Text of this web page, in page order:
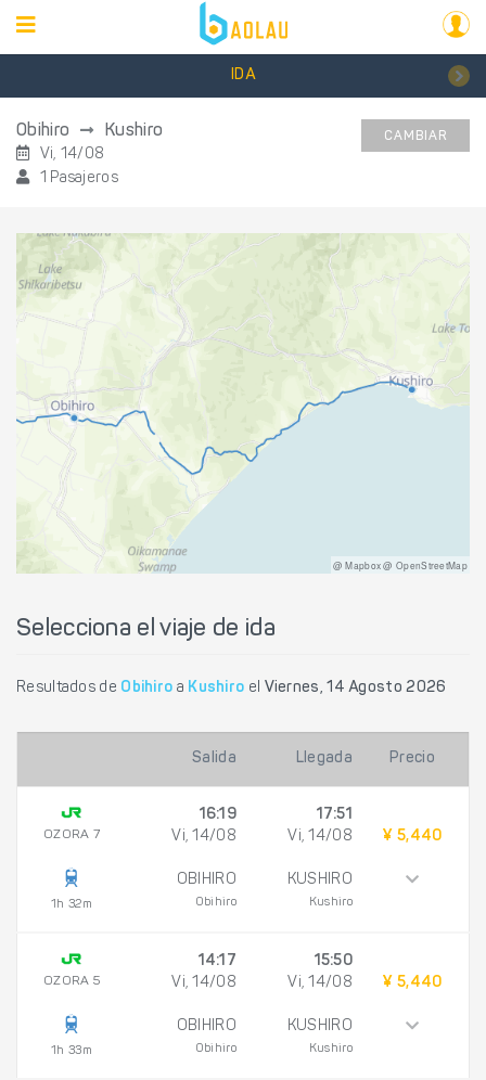
IDA
Obihiro Kushiro
Vi, 14/08
1 Pasajeros
CAMBIAR
@ Mapbox @ OpenStreetMap
Selecciona el viaje de ida
Resultados de Obihiro a Kushiro el Viernes, 14 Agosto 2026
Salida Llegada Precio
OZORA 7
1h 32m
16:19
Vi, 14/08
OBIHIRO
Obihiro
17:51
Vi, 14/08
KUSHIRO
Kushiro
¥ 5,440
OZORA 5
1h 33m
14:17
Vi, 14/08
OBIHIRO
Obihiro
15:50
Vi, 14/08
KUSHIRO
Kushiro
¥ 5,440